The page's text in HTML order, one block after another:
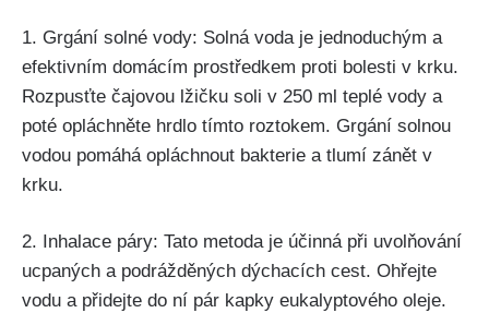
1. ⁣Grgání ⁣solné ⁣vody: Solná voda ‍je jednoduchým a
efektivním ⁢domácím prostředkem proti​ bolesti v‌ krku.
Rozpusťte čajovou ​lžičku soli v 250 ⁢ml teplé vody a
⁢poté opláchněte hrdlo tímto roztokem. Grgání solnou
vodou pomáhá opláchnout bakterie a⁤ tlumí zánět⁢ v
⁢krku.
2. Inhalace páry: Tato metoda⁣ je účinná při uvolňování
ucpaných⁤ a‌ podrážděných dýchacích cest. Ohřejte
vodu a přidejte do ní⁢ pár ⁤kapky‌ eukalyptového oleje.